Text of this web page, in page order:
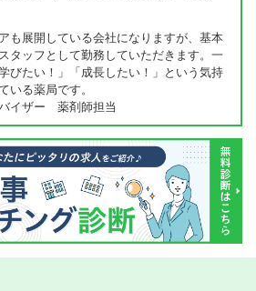
も展開している会社になりますが、基本
タッフとして勤務していただきます。一
びたい！」「成長したい！」という気持
いる薬局です。
イザー 薬剤師担当